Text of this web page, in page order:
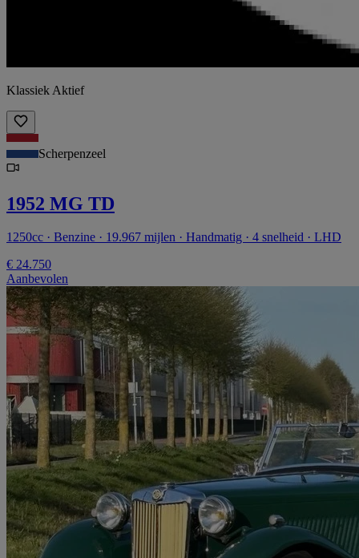
Klassiek Aktief
Scherpenzeel
1952 MG TD
1250cc · Benzine · 19.967 mijlen · Handmatig · 4 snelheid · LHD
€ 24.750
Aanbevolen